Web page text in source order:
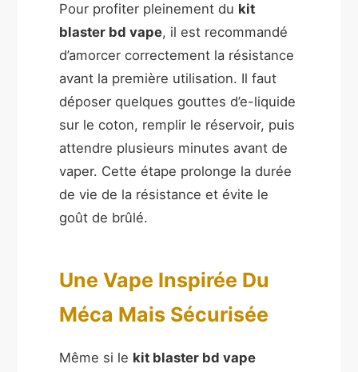
Pour profiter pleinement du kit
blaster bd vape, il est recommandé
d’amorcer correctement la résistance
avant la première utilisation. Il faut
déposer quelques gouttes d’e-liquide
sur le coton, remplir le réservoir, puis
attendre plusieurs minutes avant de
vaper. Cette étape prolonge la durée
de vie de la résistance et évite le
goût de brûlé.
Une Vape Inspirée Du
Méca Mais Sécurisée
Même si le kit blaster bd vape